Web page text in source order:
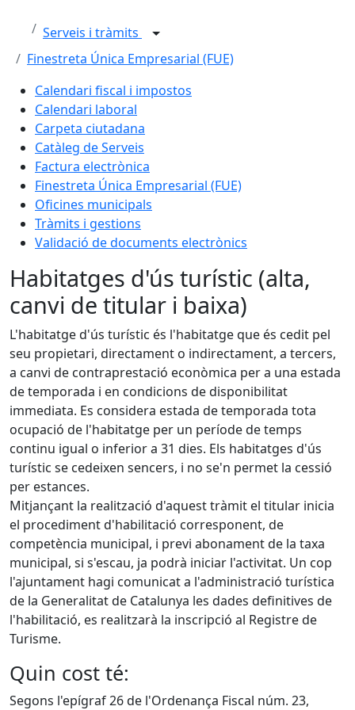
Serveis i tràmits
Finestreta Única Empresarial (FUE)
Calendari fiscal i impostos
Calendari laboral
Carpeta ciutadana
Catàleg de Serveis
Factura electrònica
Finestreta Única Empresarial (FUE)
Oficines municipals
Tràmits i gestions
Validació de documents electrònics
Habitatges d'ús turístic (alta,
canvi de titular i baixa)
L'habitatge d'ús turístic és l'habitatge que és cedit pel
seu propietari, directament o indirectament, a tercers,
a canvi de contraprestació econòmica per a una estada
de temporada i en condicions de disponibilitat
immediata. Es considera estada de temporada tota
ocupació de l'habitatge per un període de temps
continu igual o inferior a 31 dies. Els habitatges d'ús
turístic se cedeixen sencers, i no se'n permet la cessió
per estances.
Mitjançant la realització d'aquest tràmit el titular inicia
el procediment d'habilitació corresponent, de
competència municipal, i previ abonament de la taxa
municipal, si s'escau, ja podrà iniciar l'activitat. Un cop
l'ajuntament hagi comunicat a l'administració turística
de la Generalitat de Catalunya les dades definitives de
l'habilitació, es realitzarà la inscripció al Registre de
Turisme.
Quin cost té:
Segons l'epígraf 26 de l'Ordenança Fiscal núm. 23,